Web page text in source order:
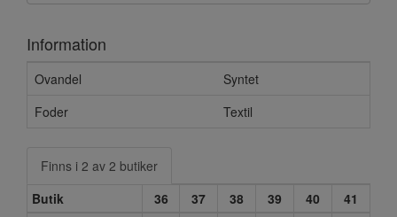
Information
Ovandel
Syntet
Foder
Textil
Finns i 2 av 2 butiker
Butik
36 37 38 39 40
41